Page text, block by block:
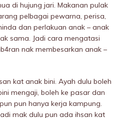
di hujung jari. Makanan pulak
pelbagai pewarna, perisa,
dan perlakuan anak – anak
sama. Jadi cara mengatasi
nak membesarkan anak –
kat anak bini. Ayah dulu boleh
mengaji, boleh ke pasar dan
pun hanya kerja kampung.
mak dulu pun ada ihsan kat